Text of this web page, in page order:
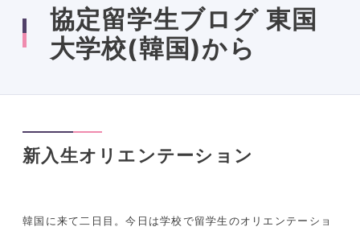
協定留学生ブログ 東国
大学校(韓国)から
新入生オリエンテーション
韓国に来て二日目。今日は学校で留学生のオリエンテーショ